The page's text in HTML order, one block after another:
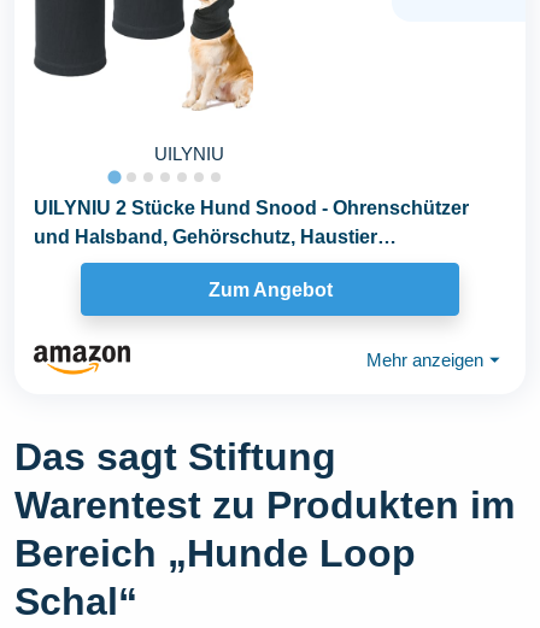
UILYNIU
UILYNIU 2 Stücke Hund Snood - Ohrenschützer
und Halsband, Gehörschutz, Haustier
Ohrenklappe...
Zum Angebot
Mehr anzeigen ⏷
Das sagt Stiftung
Warentest zu Produkten im
Bereich „Hunde Loop
Schal“